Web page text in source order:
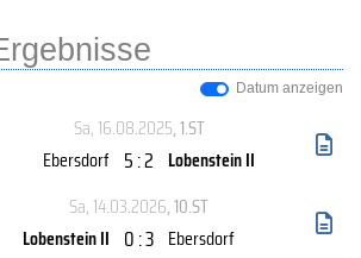
Datum anzeigen
Sa, 16.08.2025, 1.ST
Ebersdorf 5 : 2 Lobenstein II
Sa, 14.03.2026, 10.ST
Lobenstein II 0 : 3 Ebersdorf